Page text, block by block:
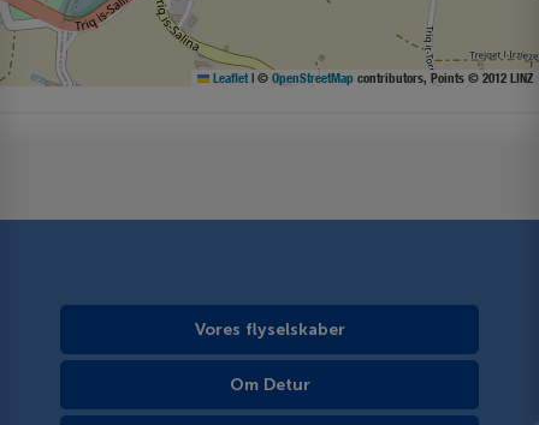
Leaflet | © OpenStreetMap contributors, Points © 2012 LINZ
Vores flyselskaber
Om Detur